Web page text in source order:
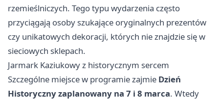
rzemieślniczych. Tego typu wydarzenia często
przyciągają osoby szukające oryginalnych prezentów
czy unikatowych dekoracji, których nie znajdzie się w
sieciowych sklepach.
Jarmark Kaziukowy z historycznym sercem
Szczególne miejsce w programie zajmie Dzień
Historyczny zaplanowany na 7 i 8 marca. Wtedy